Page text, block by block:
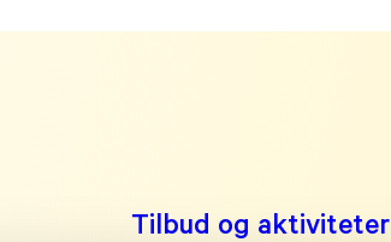
Tilbud og aktiviteter